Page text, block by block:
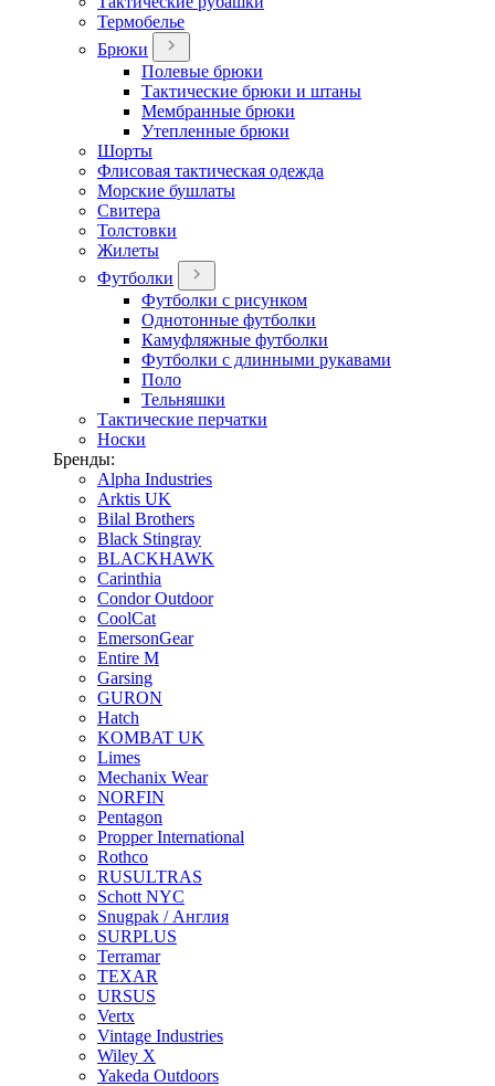
Термобелье
Брюки
Полевые брюки
Тактические брюки и штаны
Мембранные брюки
Утепленные брюки
Шорты
Флисовая тактическая одежда
Морские бушлаты
Свитера
Толстовки
Жилеты
Футболки
Футболки с рисунком
Однотонные футболки
Камуфляжные футболки
Футболки с длинными рукавами
Поло
Тельняшки
Тактические перчатки
Носки
Бренды:
Alpha Industries
Arktis UK
Bilal Brothers
Black Stingray
BLACKHAWK
Carinthia
Condor Outdoor
CoolCat
EmersonGear
Entire M
Garsing
GURON
Hatch
KOMBAT UK
Limes
Mechanix Wear
NORFIN
Pentagon
Propper International
Rothco
RUSULTRAS
Schott NYC
Snugpak / Англия
SURPLUS
Terramar
TEXAR
URSUS
Vertx
Vintage Industries
Wiley X
Yakeda Outdoors